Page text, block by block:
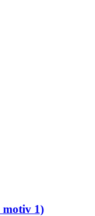
motiv 1)